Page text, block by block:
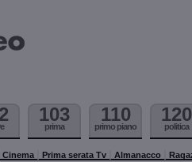
103
prima
110
primo piano
120
politica
Cinema Prima serata Tv Almanacco